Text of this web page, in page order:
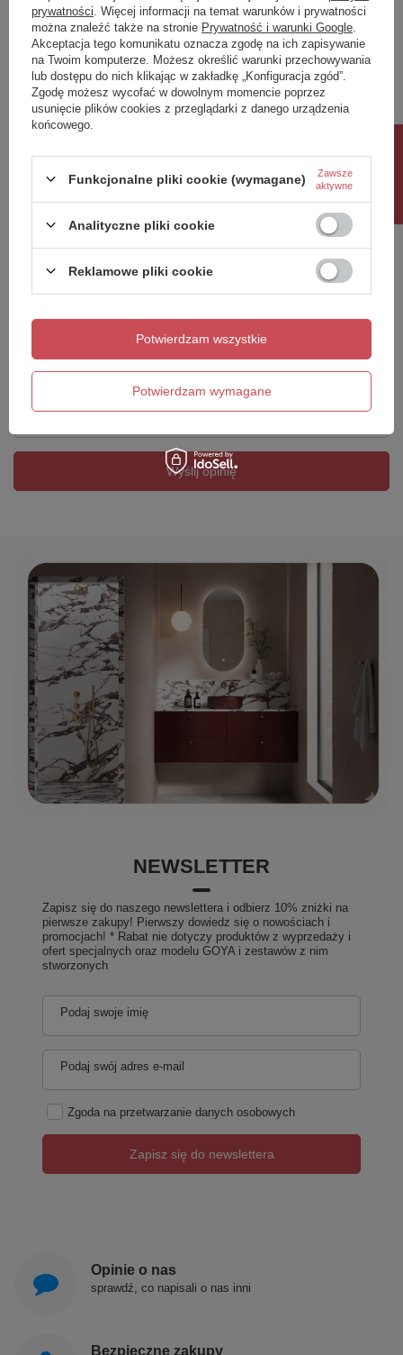
Napisz swoją opinię
Twoja ocena:
5/5
Dodaj własne zdjęcie produktu:
Twoje imię
Wyślij opinię
NEWSLETTER
Zapisz się do naszego newslettera i odbierz 10% zniżki na
pierwsze zakupy! Pierwszy dowiedz się o nowościach i
promocjach! * Rabat nie dotyczy produktów z wyprzedaży i
ofert specjalnych oraz modelu GOYA i zestawów z nim
stworzonych
Podaj swoje imię
Podaj swój adres e-mail
Zgoda na przetwarzanie danych osobowych
Zapisz się do newslettera
Opinie o nas
sprawdź, co napisali o nas inni
Bezpieczne zakupy
prywatności . Więcej informacji na temat warunków i prywatności
można znaleźć także na stronie Prywatność i warunki Google
Akceptacja tego komunikatu oznacza zgodę na ich zapisywanie
na Twoim komputerze. Możesz określić warunki przechowywania
lub dostępu do nich klikając w zakładkę „Konfiguracja zgód”.
Zgodę możesz wycofać w dowolnym momencie poprzez
usunięcie plików cookies z przeglądarki z danego urządzenia
końcowego.
Funkcjonalne pliki cookie (wymagane)
Zawsze
aktywne
Analityczne pliki cookie
Reklamowe pliki cookie
Potwierdzam wymagane
Potwierdzam wszystkie